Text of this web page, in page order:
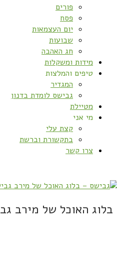
פורים
פסח
יום העצמאות
שבועות
חג האהבה
מידות ומשקלות
טיפים והמלצות
המגדיר
גבישס לומדת בדנון
מטיילת
מי אני
קצת עלי
בתקשורת וברשת
צרו קשר
בלוג האוכל של מירב